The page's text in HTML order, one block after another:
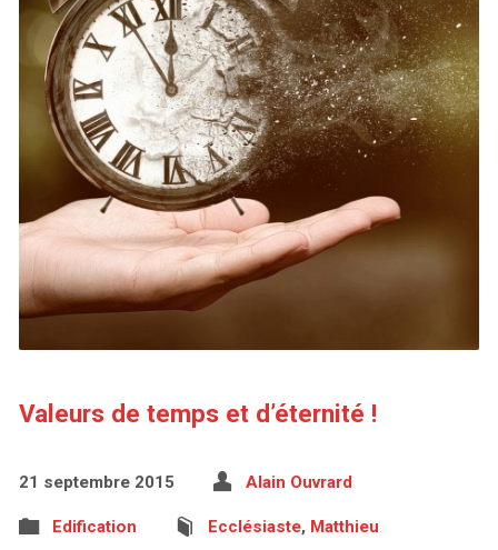
Valeurs de temps et d’éternité !
21 septembre 2015 Alain Ouvrard
Edification Ecclésiaste, Matthieu